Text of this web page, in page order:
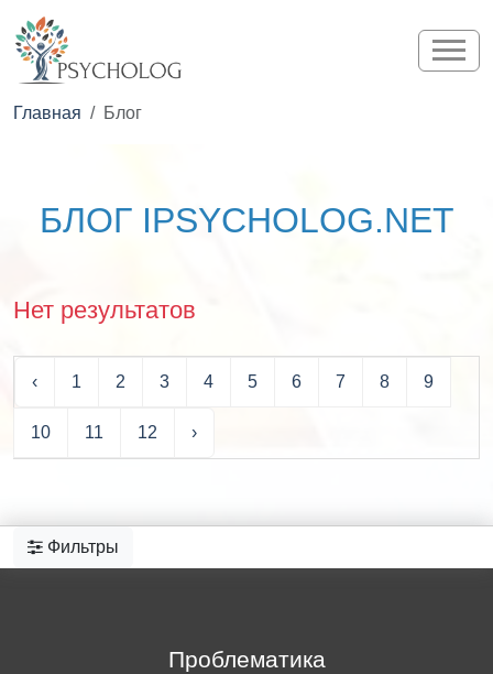
Главная Блог
БЛОГ IPSYCHOLOG.NET
Нет результатов
‹ 1 2 3 4 5 6 7 8 9
10 11 12 ›
Фильтры
Проблематика